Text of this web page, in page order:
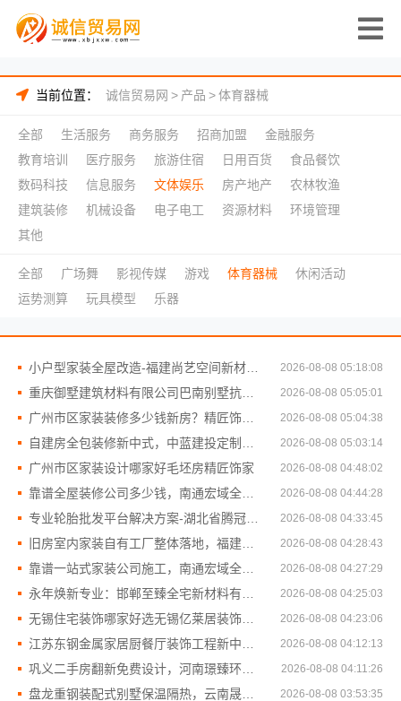
当前位置： 诚信贸易网 > 产品 >体育器械
全部 生活服务 商务服务 招商加盟
金融服务
教育培训
医疗服务 旅游住宿 日用百货
食品餐饮
数码科技
信息服务 文体娱乐 房产地产
农林牧渔
建筑装修
机械设备 电子电工 资源材料
环境管理
其他
全部 广场舞 影视传媒 游戏 体育器械
休闲活动
运势测算
玩具模型 乐器
2026-08-08 05:18:08
2026-08-08 05:05:01
2026-08-08 05:04:38
2026-08-08 05:03:14
广州市区家装设计哪家好毛坯房精匠饰家 2026-08-08 04:48:02
2026-08-08 04:44:28
2026-08-08 04:33:45
2026-08-08 04:28:43
2026-08-08 04:27:29
2026-08-08 04:25:03
2026-08-08 04:23:06
2026-08-08 04:12:13
2026-08-08 04:11:26
2026-08-08 03:53:35